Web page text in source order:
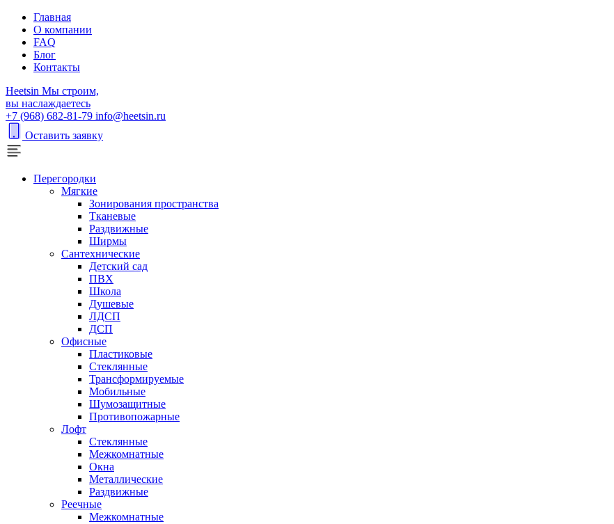
Главная
О компании
FAQ
Блог
Контакты
Heetsin Мы строим,
вы наслаждаетесь
+7 (968) 682-81-79 info@heetsin.ru
Оставить заявку
Перегородки
Мягкие
Зонирования пространства
Тканевые
Раздвижные
Ширмы
Сантехнические
Детский сад
ПВХ
Школа
Душевые
ЛДСП
ДСП
Офисные
Пластиковые
Стеклянные
Трансформируемые
Мобильные
Шумозащитные
Противопожарные
Лофт
Стеклянные
Межкомнатные
Окна
Металлические
Раздвижные
Реечные
Межкомнатные